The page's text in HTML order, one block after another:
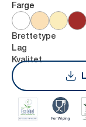
Farge
Brettetype
Lag
Kvalitet